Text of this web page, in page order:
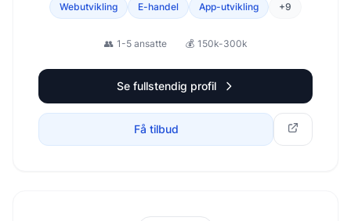
Webutvikling E-handel App-utvikling +9
👥 1-5 ansatte 💰 150k-300k
Se fullstendig profil
Få tilbud